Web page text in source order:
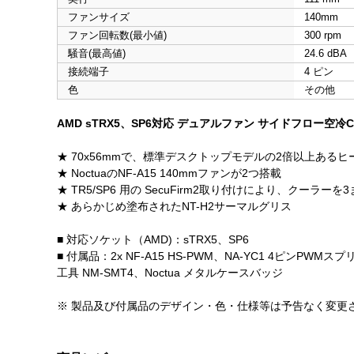
ファンサイズ
140mm
ファン回転数(最小値)
300 rpm
騒音(最高値)
24.6 dBA
接続端子
4 ピン
色
その他
AMD sTRX5、SP6対応 デュアルファン サイドフロー空冷
★ 70x56mmで、標準デスクトップモデルの2倍以上あるヒ
★ NoctuaのNF-A15 140mmファンが2つ搭載
★ TR5/SP6 用の SecuFirm2取り付けにより、クーラーを
★ あらかじめ塗布されたNT-H2サーマルグリス
■ 対応ソケット（AMD)：sTRX5、SP6
■ 付属品：2x NF-A15 HS-PWM、NA-YC1 4ピンPWMス
工具 NM-SMT4、Noctua メタルケースバッジ
※ 製品及び付属品のデザイン・色・仕様等は予告なく変更